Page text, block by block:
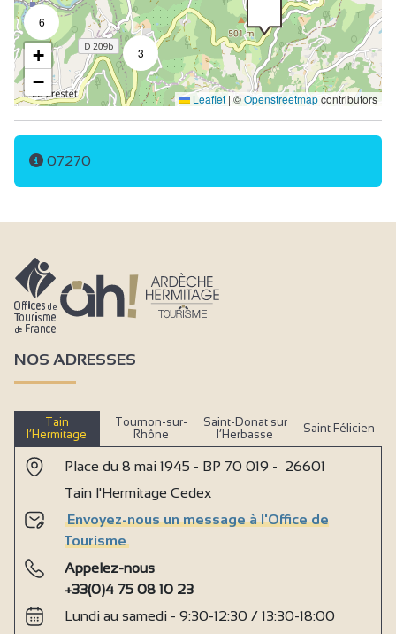
3
6
+
−
Leaflet | ©Openstreetmapcontributors
07270
NOS ADRESSES
Tain
l’Hermitage
Tournon-sur-
Rhône
Saint-Donat sur
l’Herbasse
Saint Félicien
Place du 8 mai 1945 - BP 70 019 - 26601
Tain l'Hermitage Cedex
Envoyez-nous un message à l'Office de
Tourisme
Appelez-nous
+33(0)4 75 08 10 23
Lundi au samedi - 9:30-12:30 / 13:30-18:00